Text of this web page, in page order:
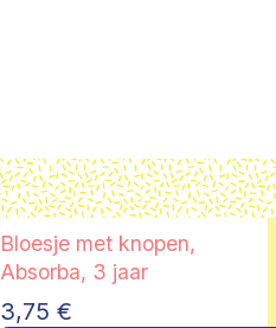
Bloesje met knopen,
Absorba, 3 jaar
3,75 €